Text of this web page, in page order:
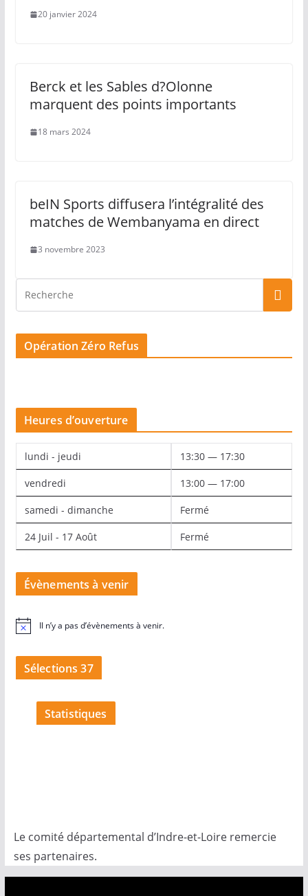
20 janvier 2024
Berck et les Sables d?Olonne
marquent des points importants
18 mars 2024
beIN Sports diffusera l’intégralité des
matches de Wembanyama en direct
3 novembre 2023
Opération Zéro Refus
Heures d’ouverture
lundi - jeudi 13:30 — 17:30
vendredi 13:00 — 17:00
samedi - dimanche Fermé
24 Juil - 17 Août Fermé
Évènements à venir
N
Il n’y a pas d’évènements à venir.
Sélections 37
Statistiques
Le comité départemental d’Indre-et-Loire remercie
ses partenaires.